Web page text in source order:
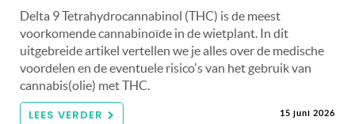
Delta 9 Tetrahydrocannabinol (THC) is de meest
voorkomende cannabinoïde in de wietplant. In dit
uitgebreide artikel vertellen we je alles over de medische
voordelen en de eventuele risico's van het gebruik van
cannabis(olie) met THC.
LEES VERDER 15 juni 2026